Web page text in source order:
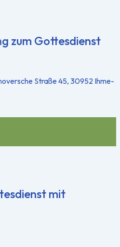
zum Gottesdienst
Straße 45, 30952 Ihme-
mit